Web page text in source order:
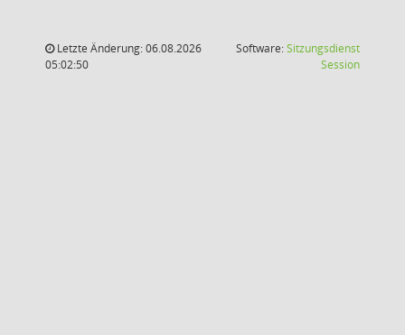
Letzte Änderung: 06.08.2026
05:02:50
Software:Sitzungsdienst
Session(Wird in